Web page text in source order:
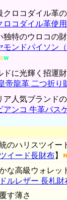
クロコダイル革
ロコダイル革使
独特のウロコの
モンドパイソン
ドに光輝く招運
帝龍革 二つ折り
ア人気ブランド
アンコ 牛革パス
のハリスツイー
イード長財布】
な高級ウォレッ
ルレザー 長札財
す薄さ